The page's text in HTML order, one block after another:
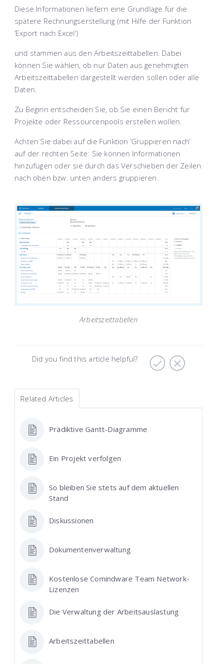
Diese Informationen liefern eine Grundlage für die
spätere Rechnungserstellung (mit Hilfe der Funktion
’Export nach Excel’)
und stammen aus den Arbeitszeittabellen. Dabei
können Sie wählen, ob nur Daten aus genehmigten
Arbeitszeittabellen dargestellt werden sollen oder alle
Daten.
Zu Beginn entscheiden Sie, ob Sie einen Bericht für
Projekte oder Ressourcenpools erstellen wollen.
Achten Sie dabei auf die Funktion ’Gruppieren nach’
auf der rechten Seite: Sie können Informationen
hinzufügen oder sie durch das Verschieben der Zeilen
nach oben bzw. unten anders gruppieren.
Arbeitszeittabellen
Did you find this article helpful?
Related Articles
Prädiktive Gantt-Diagramme
Ein Projekt verfolgen
So bleiben Sie stets auf dem aktuellen
Stand
Diskussionen
Dokumentenverwaltung
Kostenlose Comindware Team Network-
Lizenzen
Die Verwaltung der Arbeitsauslastung
Arbeitszeittabellen